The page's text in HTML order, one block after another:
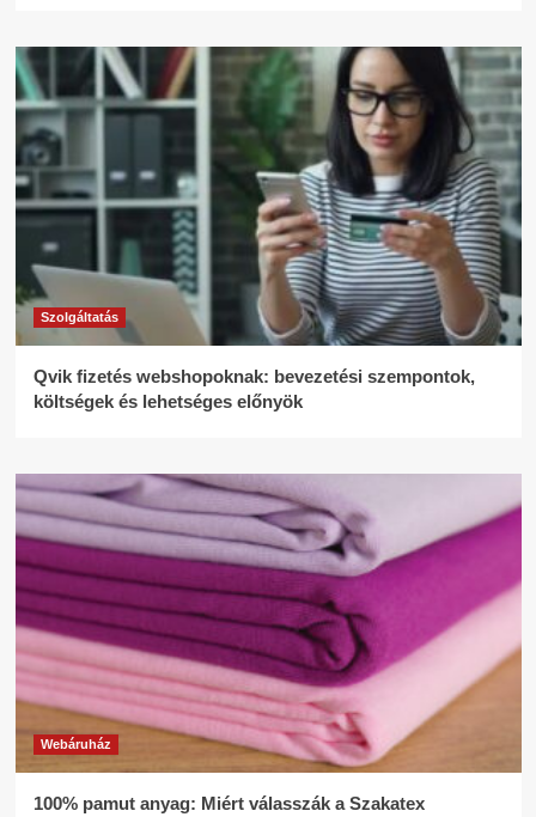
Szolgáltatás
Qvik fizetés webshopoknak: bevezetési szempontok,
költségek és lehetséges előnyök
Webáruház
100% pamut anyag: Miért válasszák a Szakatex